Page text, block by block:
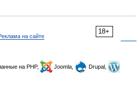
18+
на сайте
на PHP, Joomla,
Drupal,